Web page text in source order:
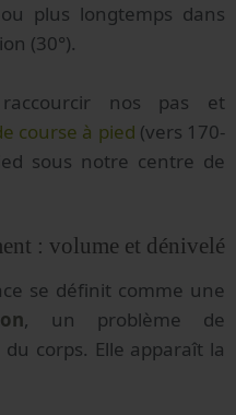
plus longtemps dans
(30°).
nos pas et
course à pied (vers 170-
sous notre centre de
: volume et dénivelé
se définit comme une
, un problème de
corps. Elle apparaît la